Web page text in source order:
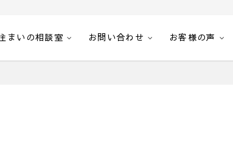
川
まいの相談室 お問い合わせ お客様の声